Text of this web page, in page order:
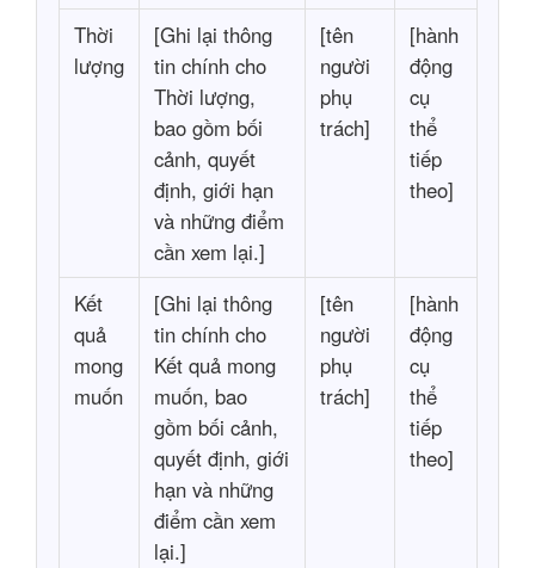
Thời
lượng
[Ghi lại thông
tin chính cho
Thời lượng,
bao gồm bối
cảnh, quyết
định, giới hạn
và những điểm
cần xem lại.]
[tên
người
phụ
trách]
[hành
động
cụ
thể
tiếp
theo]
Kết
quả
mong
muốn
[Ghi lại thông
tin chính cho
Kết quả mong
muốn, bao
gồm bối cảnh,
quyết định, giới
hạn và những
điểm cần xem
lại.]
[tên
người
phụ
trách]
[hành
động
cụ
thể
tiếp
theo]